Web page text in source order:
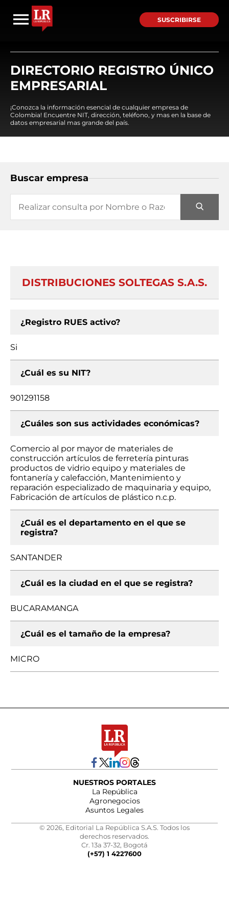
SUSCRIBIRSE
DIRECTORIO REGISTRO ÚNICO
EMPRESARIAL
¡Conozca la información esencial de cualquier empresa de
Colombia! Encuentre NIT, dirección, teléfono, y mas en la base de
datos empresarial mas grande del país.
Buscar empresa
DISTRIBUCIONES SOLTEGAS S.A.S.
¿Registro RUES activo?
Si
¿Cuál es su NIT?
901291158
¿Cuáles son sus actividades económicas?
Comercio al por mayor de materiales de
construcción artículos de ferretería pinturas
productos de vidrio equipo y materiales de
fontanería y calefacción, Mantenimiento y
reparación especializado de maquinaria y equipo,
Fabricación de artículos de plástico n.c.p.
¿Cuál es el departamento en el que se
registra?
SANTANDER
¿Cuál es la ciudad en el que se registra?
BUCARAMANGA
¿Cuál es el tamaño de la empresa?
MICRO
NUESTROS PORTALES
La República
Agronegocios
Asuntos Legales
© 2026, Editorial La República S.A.S. Todos los
derechos reservados.
Cr. 13a 37-32, Bogotá
(+57) 1 4227600